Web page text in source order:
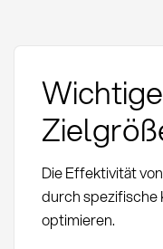
Die Effektivität
durch spezifische
optimieren.